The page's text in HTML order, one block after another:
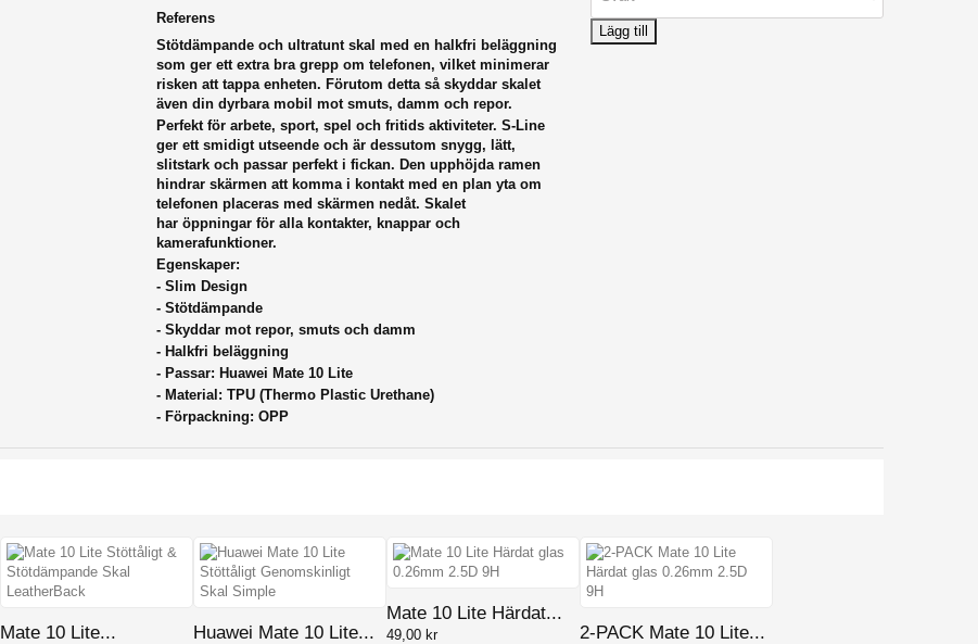
Referens
Stötdämpande och ultratunt skal med en halkfri beläggning
som ger ett extra bra grepp om telefonen, vilket minimerar
risken att tappa enheten. Förutom detta så skyddar skalet
även din dyrbara mobil mot smuts, damm och repor.
Perfekt för arbete, sport, spel och fritids aktiviteter. S-Line
ger ett smidigt utseende och är dessutom snygg, lätt,
slitstark och passar perfekt i fickan. Den upphöjda ramen
hindrar skärmen att komma i kontakt med en plan yta om
telefonen placeras med skärmen nedåt. Skalet
har öppningar för alla kontakter, knappar och
kamerafunktioner.
Egenskaper:
- Slim Design
- Stötdämpande
- Skyddar mot repor, smuts och damm
- Halkfri beläggning
- Passar: Huawei Mate 10 Lite
- Material: TPU (Thermo Plastic Urethane)
- Förpackning: OPP
Lägg till
Mate 10 Lite... Huawei Mate 10 Lite...
Mate 10 Lite Härdat...
49,00 kr 2-PACK Mate 10 Lite...